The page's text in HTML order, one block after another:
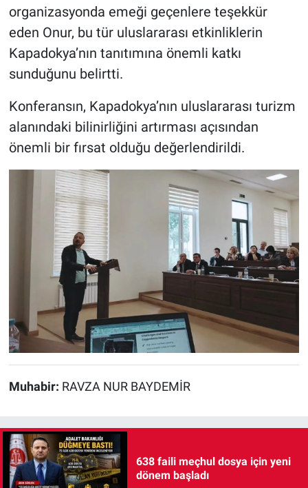
organizasyonda emeği geçenlere teşekkür
eden Onur, bu tür uluslararası etkinliklerin
Kapadokya’nın tanıtımına önemli katkı
sunduğunu belirtti.
Konferansın, Kapadokya’nın uluslararası turizm
alanındaki bilinirliğini artırması açısından
önemli bir fırsat olduğu değerlendirildi.
Muhabir: RAVZA NUR BAYDEMİR
638 faili meçhul dosya için yeni
dönem başladı